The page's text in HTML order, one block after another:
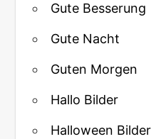
Gute Besserung
Gute Nacht
Guten Morgen
Hallo Bilder
Halloween Bilder